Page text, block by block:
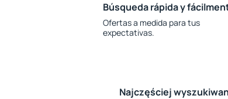
Búsqueda rápida y
Ofertas a medida para tus
expectativas.
Najczęściej